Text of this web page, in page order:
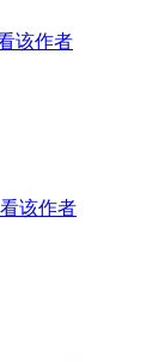
该作者
该作者